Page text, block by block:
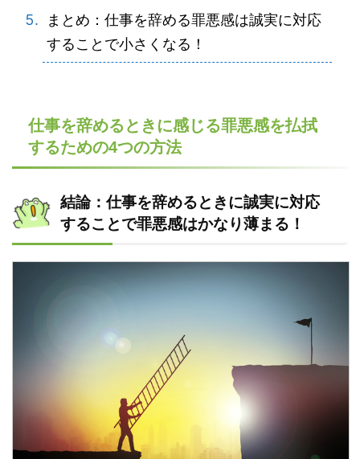
まとめ：仕事を辞める罪悪感は誠実に対応
することで小さくなる！
仕事を辞めるときに感じる罪悪感を払拭
するための4つの方法
結論：仕事を辞めるときに誠実に対応
することで罪悪感はかなり薄まる！